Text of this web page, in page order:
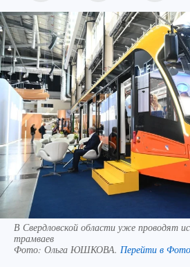
В Свердловской области уже проводят
трамваев
Фото: Ольга ЮШКОВА. Перейти в